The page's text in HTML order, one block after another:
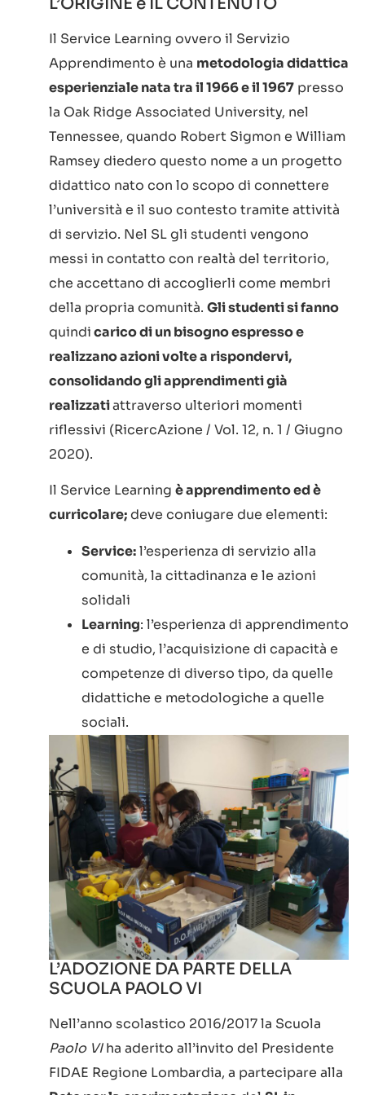
Il Service Learning ovvero il Servizio
Apprendimento è una metodologia didattica
esperienziale nata tra il 1966 e il 1967 presso
la Oak Ridge Associated University, nel
Tennessee, quando Robert Sigmon e William
Ramsey diedero questo nome a un progetto
didattico nato con lo scopo di connettere
l’università e il suo contesto tramite attività
di servizio. Nel SL gli studenti vengono
messi in contatto con realtà del territorio,
che accettano di accoglierli come membri
della propria comunità. Gli studenti si fanno
quindicarico di un bisogno espresso e
realizzano azioni volte a rispondervi,
consolidando gli apprendimenti già
realizzatiattraverso ulteriori momenti
riflessivi (RicercAzione / Vol. 12, n. 1 / Giugno
2020).
Il Service Learning è apprendimento ed è
curricolare;deve coniugare due elementi:
Service:l’esperienza di servizio alla
comunità, la cittadinanza e le azioni
solidali
Learning: l’esperienza di apprendimento
e di studio, l’acquisizione di capacità e
competenze di diverso tipo, da quelle
didattiche e metodologiche a quelle
sociali.
L’ADOZIONE DA PARTE DELLA
SCUOLA PAOLO VI
Nell’anno scolastico 2016/2017 la Scuola
Paolo VIha aderito all’invito del Presidente
FIDAE Regione Lombardia, a partecipare alla